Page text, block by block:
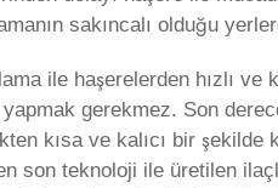
sakıncalı olduğu
ile haşerelerden hızlı ve
gerekmez. Son
kısa ve kalıcı bir
son teknoloji ile üretilen